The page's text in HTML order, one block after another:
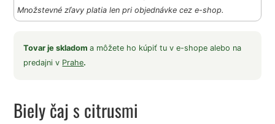
Množstevné zľavy platia len pri objednávke cez e-shop.
Tovar je skladoma môžete ho kúpiť tu v e-shope alebo na
predajni v Prahe.
Biely čaj s citrusmi